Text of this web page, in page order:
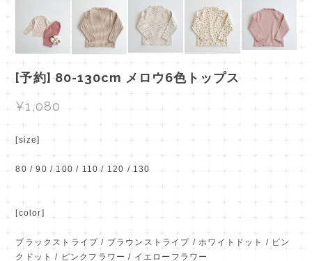
[予約] 80-130cm メロウ6色トップス
¥1,080
[size]
80 / 90 / 100 / 110 / 120 / 130
[color]
ブラックストライプ / ブラウンストライプ / ホワイトドット / ピン
クドット / ピンクフラワー / イエローフラワー